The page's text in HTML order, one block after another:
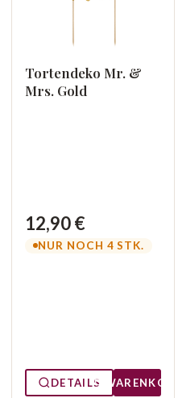
Tortendeko Mr. &
Mrs. Gold
12,90 €
NUR NOCH 4 STK.
DETAILS WARENKORB